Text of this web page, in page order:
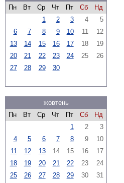
Пн
Вт Ср Чт Пт Сб
Нд
1
2 3 4
5
6
7 8 9 10 11
12
13
14 15 16 17 18
19
20
21 22 23 24 25
26
27
28 29 30
жовтень
Пн
Вт Ср Чт Пт Сб
Нд
1
2
3
4
5 6 7 8 9
10
11
12 13 14 15 16
17
18
19 20 21 22 23
24
25
26 27 28 29 30 31